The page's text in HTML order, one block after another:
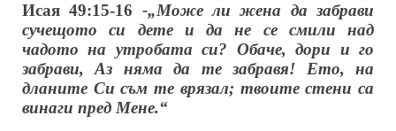
Исая 49:15-16 -„Може ли жена да забрави
сучещото си дете и да не се смили над
чадото на утробата си? Обаче, дори и го
забрави, Аз няма да те забравя! Ето, на
дланите Си съм те врязал; твоите стени са
винаги пред Мене.“